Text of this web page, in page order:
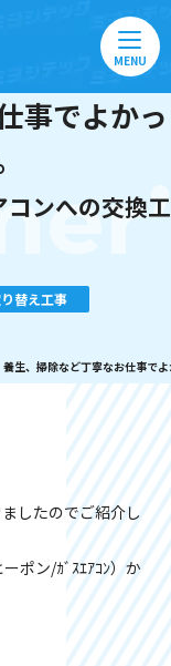
MENU
事でよかっ
コンへの交換工
替え工事
養生、掃除など丁寧なお仕事で
したのでご紹介し
ポン/ｶﾞｽｴｱｺﾝ）か